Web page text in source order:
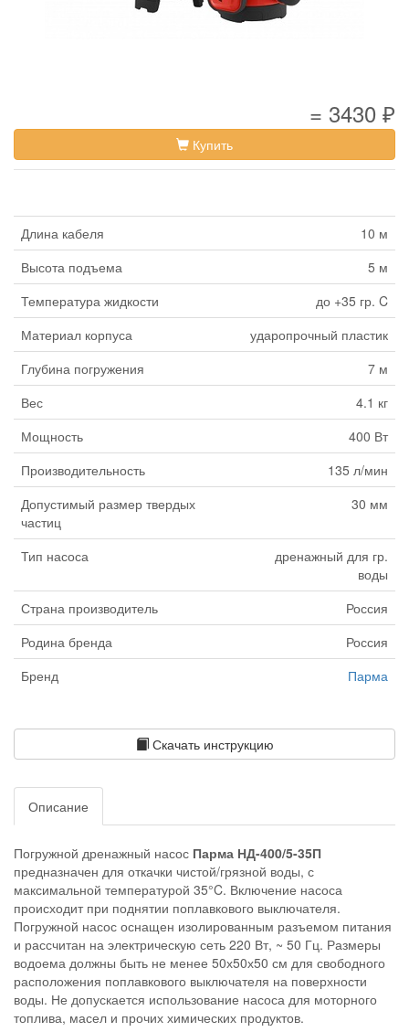
= 3430 ₽
Купить
Длина кабеля
10 м
Высота подъема
5 м
Температура жидкости
до +35 гр. C
Материал корпуса
ударопрочный пластик
Глубина погружения
7 м
Вес
4.1 кг
Мощность
400 Вт
Производительность
135 л/мин
Допустимый размер твердых
частиц
30 мм
Тип насоса
дренажный для гр.
воды
Страна производитель
Россия
Родина бренда
Россия
Бренд
Парма
Скачать инструкцию
Описание
Погружной дренажный насос Парма НД-400/5-35П
предназначен для откачки чистой/грязной воды, с
максимальной температурой 35°C. Включение насоса
происходит при поднятии поплавкового выключателя.
Погружной насос оснащен изолированным разъемом питания
и рассчитан на электрическую сеть 220 Вт, ~ 50 Гц. Размеры
водоема должны быть не менее 50х50х50 см для свободного
расположения поплавкового выключателя на поверхности
воды. Не допускается использование насоса для моторного
топлива, масел и прочих химических продуктов.